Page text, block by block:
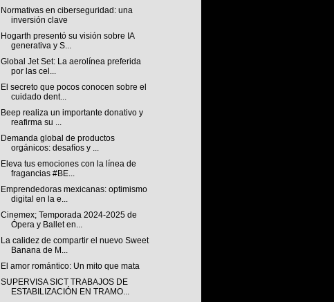
Normativas en ciberseguridad: una
inversión clave
Hogarth presentó su visión sobre IA
generativa y S...
Global Jet Set: La aerolínea preferida
por las cel...
El secreto que pocos conocen sobre el
cuidado dent...
Beep realiza un importante donativo y
reafirma su ...
Demanda global de productos
orgánicos: desafíos y ...
Eleva tus emociones con la línea de
fragancias #BE...
Emprendedoras mexicanas: optimismo
digital en la e...
Cinemex; Temporada 2024-2025 de
Ópera y Ballet en...
La calidez de compartir el nuevo Sweet
Banana de M...
El amor romántico: Un mito que mata
SUPERVISA SICT TRABAJOS DE
ESTABILIZACIÓN EN TRAMO...